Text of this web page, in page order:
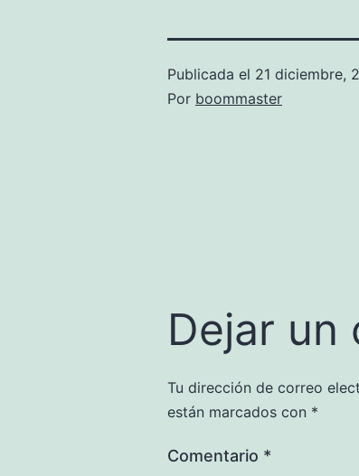
Publicada el 21 diciembre,
Por boommaster
Dejar un
Tu dirección de correo
están marcados con *
Comentario *